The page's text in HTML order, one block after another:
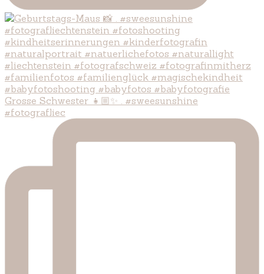
Grosse Schwester 👧🏼✨ . #sweesunshine
#fotografliec